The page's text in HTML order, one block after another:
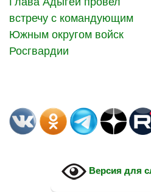
встречу с командующим
Южным округом войск
Росгвардии
Версия для